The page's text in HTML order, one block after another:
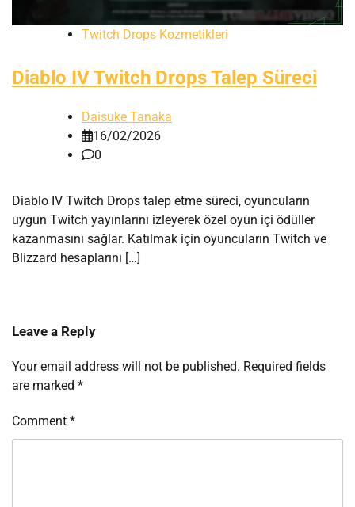
Twitch Drops Kozmetikleri
Diablo IV Twitch Drops Talep Süreci
Daisuke Tanaka
16/02/2026
0
Diablo IV Twitch Drops talep etme süreci, oyuncuların
uygun Twitch yayınlarını izleyerek özel oyun içi ödüller
kazanmasını sağlar. Katılmak için oyuncuların Twitch ve
Blizzard hesaplarını […]
Leave a Reply
Your email address will not be published. Required fields
are marked *
Comment *